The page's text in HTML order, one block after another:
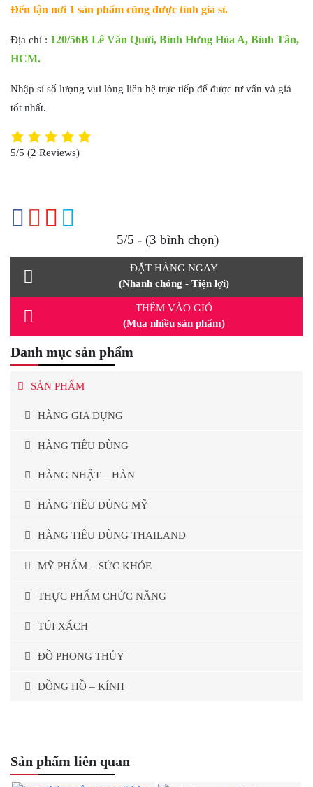
Đến tận nơi 1 sản phẩm cũng được tính giá sỉ.
Địa chỉ : 120/56B Lê Văn Quới, Bình Hưng Hòa A, Bình Tân,
HCM.
Nhập sỉ số lượng vui lòng liên hệ trực tiếp để được tư vấn và giá
tốt nhất.
5/5 (2 Reviews)
5/5 - (3 bình chọn)
ĐẶT HÀNG NGAY
(Nhanh chóng - Tiện lợi)
THÊM VÀO GIỎ
(Mua nhiều sản phẩm)
Danh mục sản phẩm
SẢN PHẨM
HÀNG GIA DỤNG
HÀNG TIÊU DÙNG
HÀNG NHẬT – HÀN
HÀNG TIÊU DÙNG MỸ
HÀNG TIÊU DÙNG THAILAND
MỸ PHẨM – SỨC KHỎE
THỰC PHẨM CHỨC NĂNG
TÚI XÁCH
ĐỒ PHONG THỦY
ĐỒNG HỒ – KÍNH
Sản phẩm liên quan